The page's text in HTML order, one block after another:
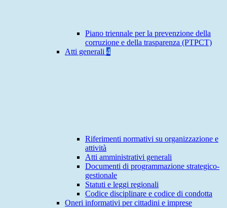
Piano triennale per la prevenzione della
corruzione e della trasparenza (PTPCT)
Atti generali 4
Riferimenti normativi su organizzazione e
attività
Atti amministrativi generali
Documenti di programmazione strategico-
gestionale
Statuti e leggi regionali
Codice disciplinare e codice di condotta
Oneri informativi per cittadini e imprese